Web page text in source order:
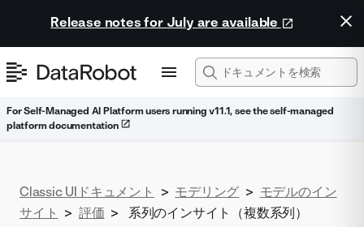
Release notes for July are available
For Self-Managed AI Platform users running v11.1, see the self-managed
platform documentation
Classic UIドキュメント > モデリング > モデルのイン
サイト > 評価 > 系列のインサイト（複数系列）